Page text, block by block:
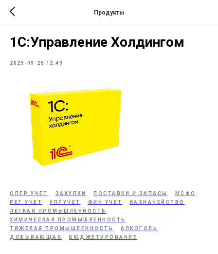
Продукты
1С:Управление Холдингом
2025-09-25 12:49
ОПЕР УЧЕТ ЗАКУПКИ ПОСТАВКИ И ЗАПАСЫ
МСФО
РЕГ УЧЕТ
УПРУЧЕТ ФИН УЧЕТ
КАЗНАЧЕЙСТВО
ЛЕГКАЯ ПРОМЫШЛЕННОСТЬ
ХИМИЧЕСКАЯ ПРОМЫШЛЕННОСТЬ
ТЯЖЕЛАЯ ПРОМЫШЛЕННОСТЬ
АЛКОГОЛЬ
ДОБЫВАЮЩАЯ
БЮДЖЕТИРОВАНИЕ